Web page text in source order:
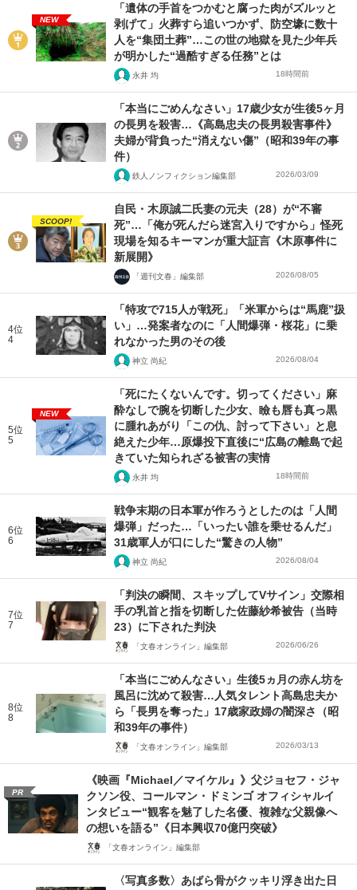
NEW
「遺体の手首をつかむと腐った肉がズルッと
剥げて」火葬すら追いつかず、防空壕に数十
人を“集団土葬”…この世の地獄を見た少年兵
が明かした“過酷すぎる任務”とは
永井 均 18時間前
「本当にごめんなさい」17歳少女が生後5ヶ月
の長男を殺害…《高島忠夫の長男殺害事件》
夫婦が背負った“消えない傷”（昭和39年の事
件）
鉄人ノンフィクション編集部 2026/03/09
SCOOP!
自民・木原誠二氏妻の元夫（28）が“不審
死”…「俺が死んだら迷宮入りですから」怪死
現場を知るキーマンが重大証言《木原事件に
新展開》
「週刊文春」編集部 2026/08/05
4位
4
「特攻で715人が戦死」「米軍からは“馬鹿”扱
い」…発案者なのに「人間爆弾・桜花」に乗
れなかった男のその後
神立 尚紀 2026/08/04
5位
5
NEW
「死にたくないんです。切ってください」麻
酔なしで腕を切断した少女、瞼も唇も真っ黒
に腫れあがり「この仇、討って下さい」と息
絶えた少年…原爆投下直後に“広島の離島で起
きていた知られざる被害の実情
永井 均 18時間前
6位
6
戦争末期の日本軍が作ろうとしたのは「人間
爆弾」だった…「いったい誰を乗せるんだ」
31歳軍人が口にした“驚きの人物”
神立 尚紀 2026/08/04
7位
7
「判決の瞬間、スキップしてVサイン」交際相
手の乳首と指を切断した佐藤紗希被告（当時
23）に下された判決
「文春オンライン」編集部 2026/06/26
8位
8
「本当にごめんなさい」生後5ヵ月の赤ん坊を
風呂に沈めて殺害…人気タレント高島忠夫か
ら「長男を奪った」17歳家政婦の闇深さ（昭
和39年の事件）
「文春オンライン」編集部 2026/03/13
PR
《映画『Michael／マイケル』》父ジョセフ・ジャ
クソン役、コールマン・ドミンゴ オフィシャルイ
ンタビュー“観客を魅了した名優、複雑な父親像へ
の想いを語る”《日本興収70億円突破》
「文春オンライン」編集部
〈写真多数〉あばら骨がクッキリ浮き出た日